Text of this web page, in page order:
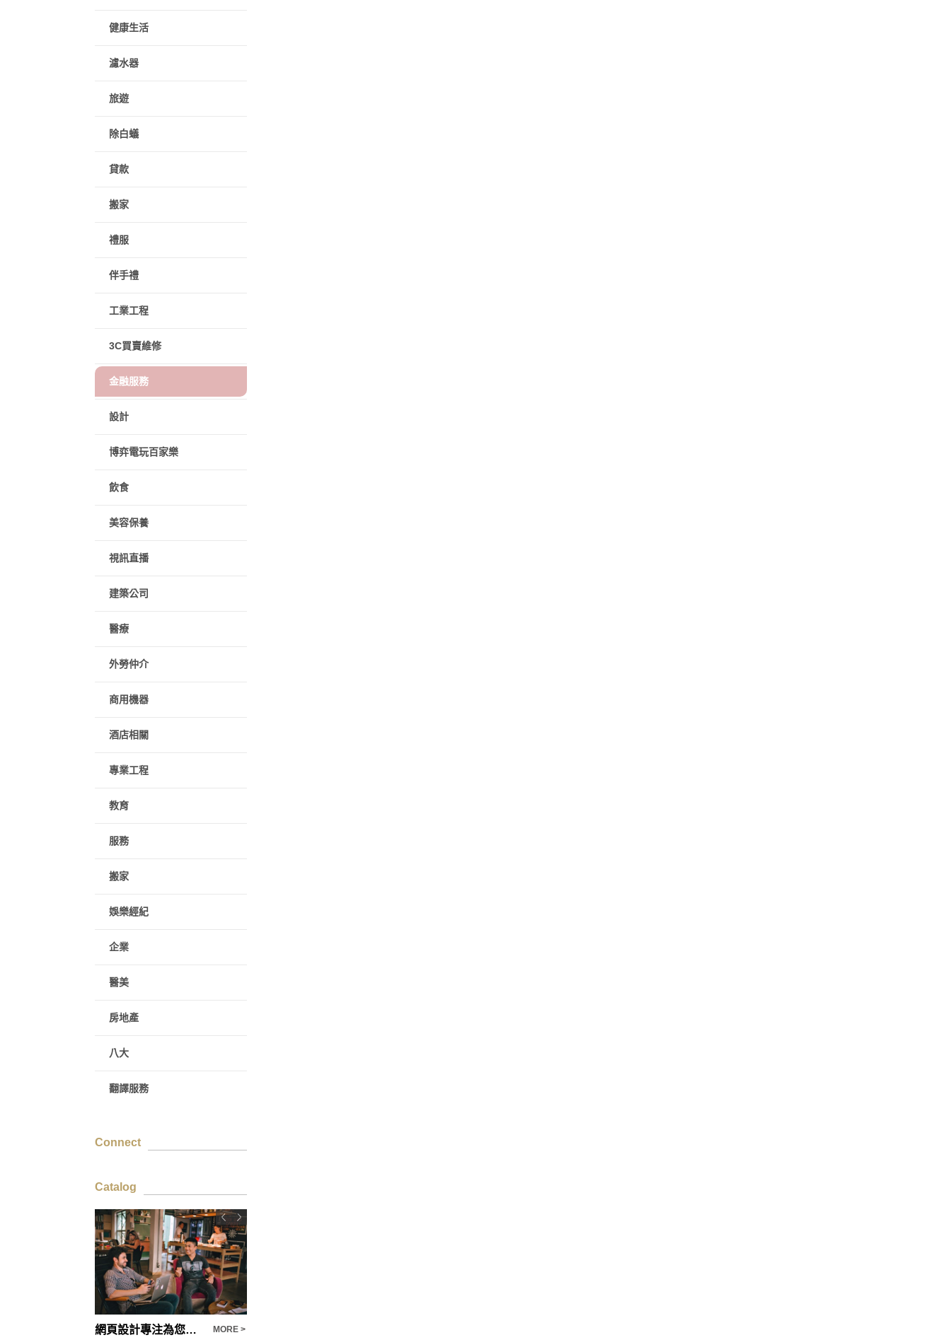
健康生活
濾水器
旅遊
除白蟻
貸款
搬家
禮服
伴手禮
工業工程
3C買賣維修
金融服務
設計
博弈電玩百家樂
飲食
美容保養
視訊直播
建築公司
醫療
外勞仲介
商用機器
酒店相關
專業工程
教育
服務
搬家
娛樂經紀
企業
醫美
房地產
八大
翻譯服務
Connect
Catalog
網頁設計專注為您提升品牌形象-新穎設計思維的團隊 MORE >